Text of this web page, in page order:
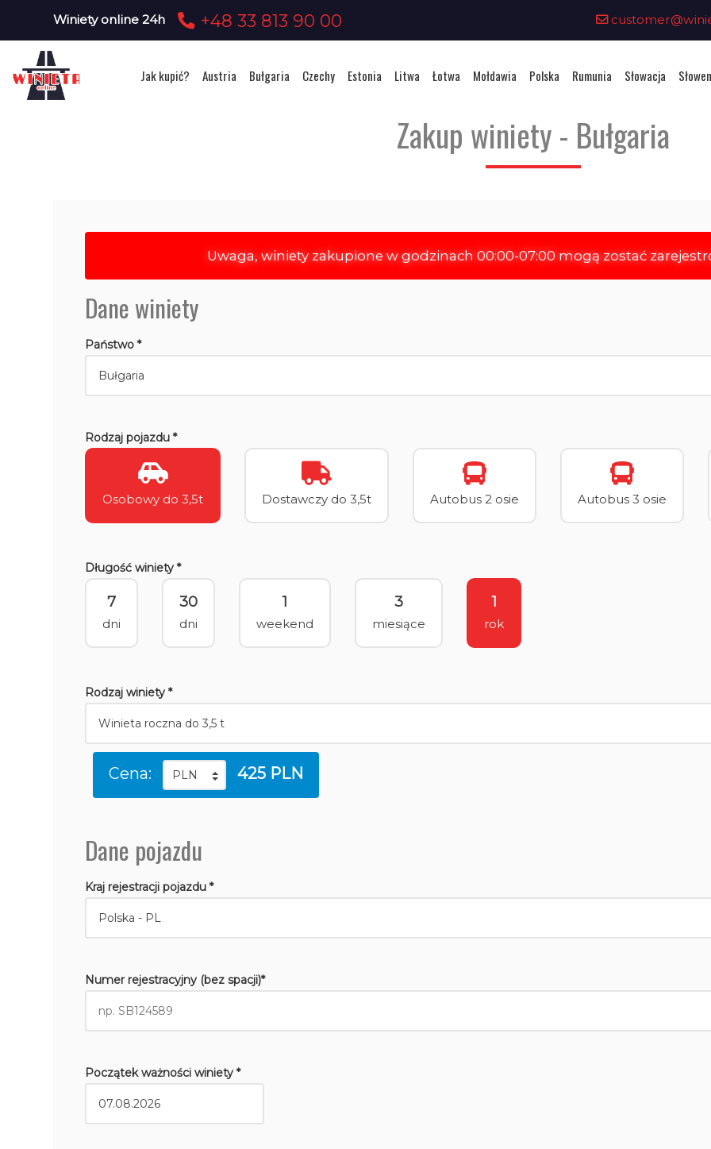
Winiety online 24h +48 33 813 90 00
Jak kupić? Austria Bułgaria Czechy Estonia Litwa Łotwa Mołdawia Polska Rumunia Słowacja
Zakup winiety - Bułgaria
Uwaga, winiety zakupione w godzinach 00:00-07:00 mogą zostać
Dane winiety
Państwo *
Rodzaj pojazdu *
Osobowy do 3,5t Dostawczy do 3,5t Autobus 2 osie Autobus 3 osie
Długość winiety *
7
dni
30
dni
1
weekend
3
miesiące
1
rok
Rodzaj winiety *
Cena: 425 PLN
Dane pojazdu
Kraj rejestracji pojazdu *
Numer rejestracyjny (bez spacji)*
Początek ważności winiety *